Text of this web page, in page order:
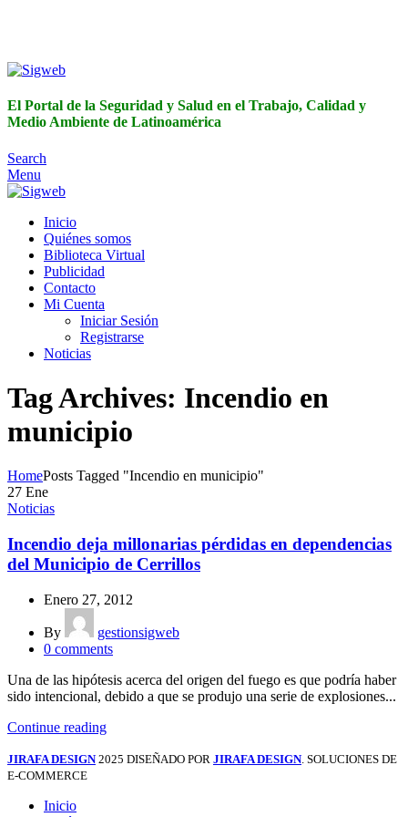
El Portal de la Seguridad y Salud en el Trabajo, Calidad y
Medio Ambiente de Latinoamérica
Search
Menu
Inicio
Quiénes somos
Biblioteca Virtual
Publicidad
Contacto
Mi Cuenta
Iniciar Sesión
Registrarse
Noticias
Tag Archives: Incendio en
municipio
HomePosts Tagged "Incendio en municipio"
27 Ene
Noticias
Incendio deja millonarias pérdidas en dependencias
del Municipio de Cerrillos
Enero 27, 2012
By
gestionsigweb
0 comments
Una de las hipótesis acerca del origen del fuego es que podría haber
sido intencional, debido a que se produjo una serie de explosiones...
Continue reading
JIRAFA DESIGN 2025 DISEÑADO POR JIRAFA DESIGN. SOLUCIONES DE
E-COMMERCE
Inicio